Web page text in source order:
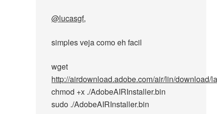
@lucasgf,
simples veja como eh facil
wget
http://airdownload.adobe.com/air/lin/download/
chmod +x ./AdobeAIRInstaller.bin
sudo ./AdobeAIRInstaller.bin